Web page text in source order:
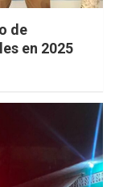
de
en 2025